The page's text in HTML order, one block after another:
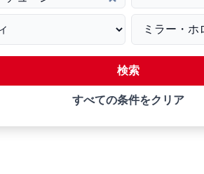
検索
すべての条件をクリア